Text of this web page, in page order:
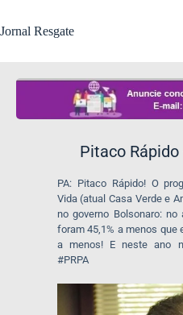
Jornal Resgate
Pitaco
PA: Pitaco Rápido! O
Vida (atual Casa Verde e
no governo Bolsonaro:
foram 45,1% a menos que
a menos! E neste ano
#PRPA